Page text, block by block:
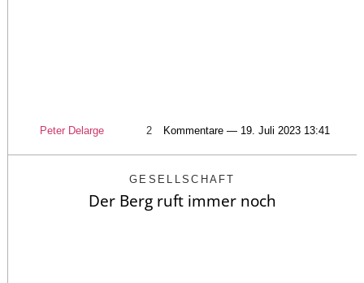
Peter Delarge 2 Kommentare — 19. Juli 2023 13:41
GESELLSCHAFT
Der Berg ruft immer noch